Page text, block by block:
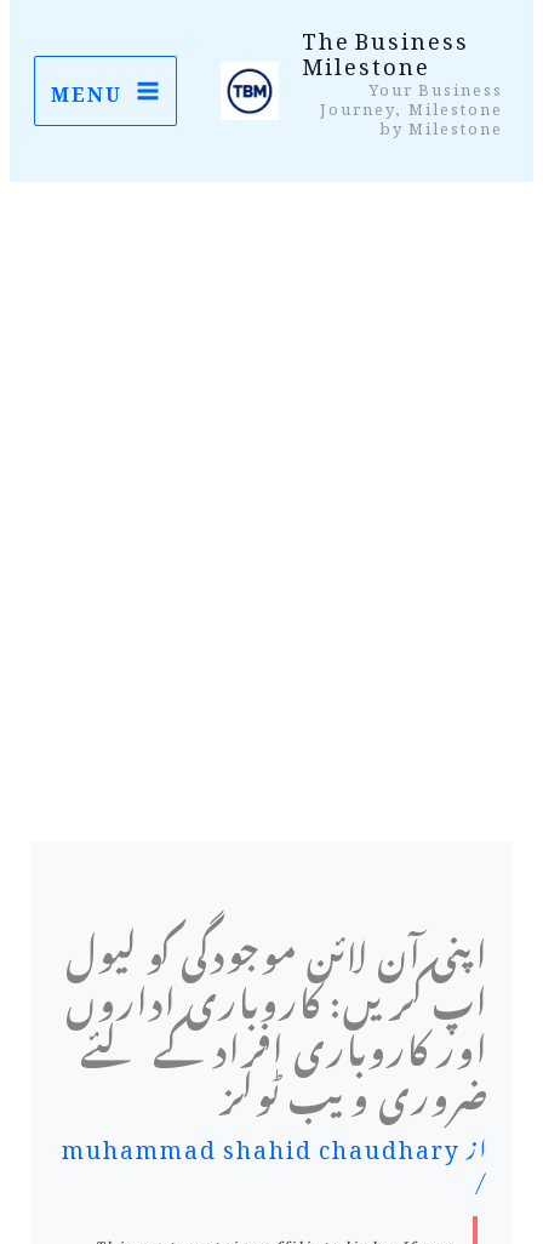
جائیں۔
The Business
MilestoneYour Business
Journey, Milestone
by Milestone
MENU
اپنی آن لائن موجودگی کو لیول
اپ کریں: کاروباری اداروں
اور کاروباری افراد کے لئے
ضروری ویب ٹولز
ازmuhammad shahid chaudhary
/